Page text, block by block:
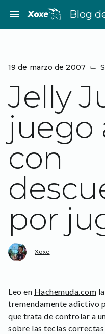
contenido
menu Blog
19 de marzo de 2007 ⌙
Jelly
juego
con
por
Xoxe
Leo en Hachemuda.com
tremendamente adictivo
que trata de controlar a
sobre las teclas